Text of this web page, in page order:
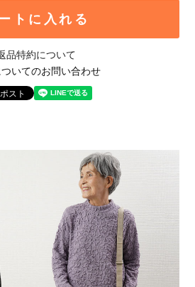
トに入れる
品特約について
いてのお問い合わせ